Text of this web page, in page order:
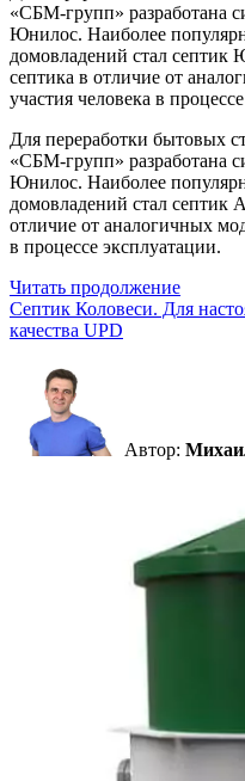
«СБМ-групп» разработана
Юнилос. Наиболее
домовладений стал септик
септика в отличие от
участия человека в
Для переработки бытовых
«СБМ-групп» разработана
Юнилос. Наиболее
домовладений стал септик
отличие от аналогичных
в процессе эксплуатации.
Читать продолжение
Септик Коловеси. Для
качества UPD
Автор: